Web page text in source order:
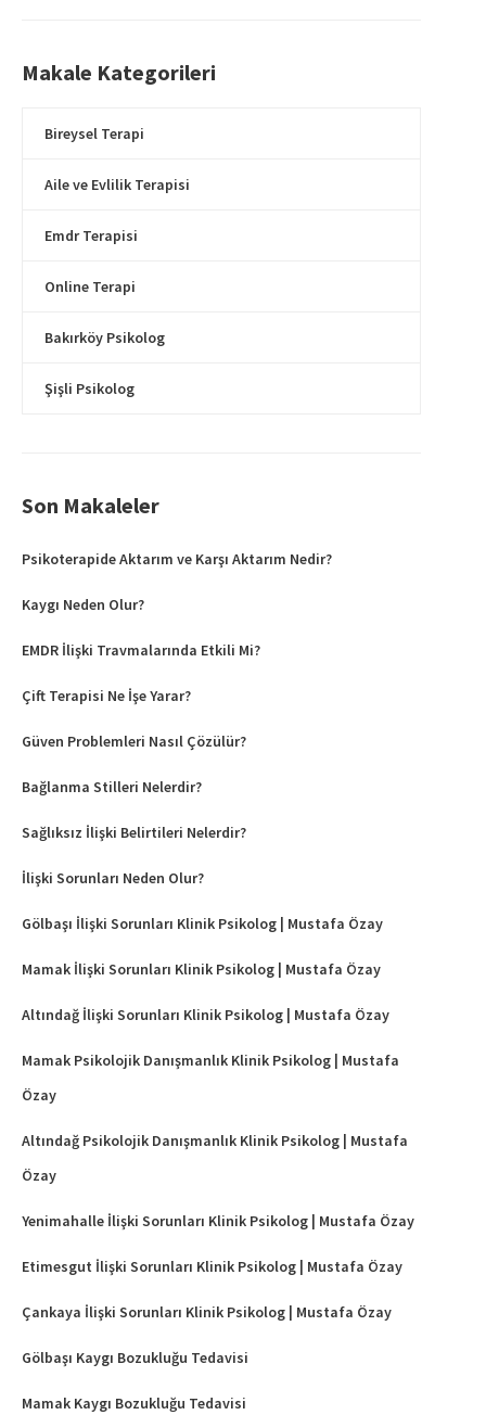
Makale Kategorileri
Bireysel Terapi
Aile ve Evlilik Terapisi
Emdr Terapisi
Online Terapi
Bakırköy Psikolog
Şişli Psikolog
Son Makaleler
Psikoterapide Aktarım ve Karşı Aktarım Nedir?
Kaygı Neden Olur?
EMDR İlişki Travmalarında Etkili Mi?
Çift Terapisi Ne İşe Yarar?
Güven Problemleri Nasıl Çözülür?
Bağlanma Stilleri Nelerdir?
Sağlıksız İlişki Belirtileri Nelerdir?
İlişki Sorunları Neden Olur?
Gölbaşı İlişki Sorunları Klinik Psikolog | Mustafa Özay
Mamak İlişki Sorunları Klinik Psikolog | Mustafa Özay
Altındağ İlişki Sorunları Klinik Psikolog | Mustafa Özay
Mamak Psikolojik Danışmanlık Klinik Psikolog | Mustafa
Özay
Altındağ Psikolojik Danışmanlık Klinik Psikolog | Mustafa
Özay
Yenimahalle İlişki Sorunları Klinik Psikolog | Mustafa Özay
Etimesgut İlişki Sorunları Klinik Psikolog | Mustafa Özay
Çankaya İlişki Sorunları Klinik Psikolog | Mustafa Özay
Gölbaşı Kaygı Bozukluğu Tedavisi
Mamak Kaygı Bozukluğu Tedavisi